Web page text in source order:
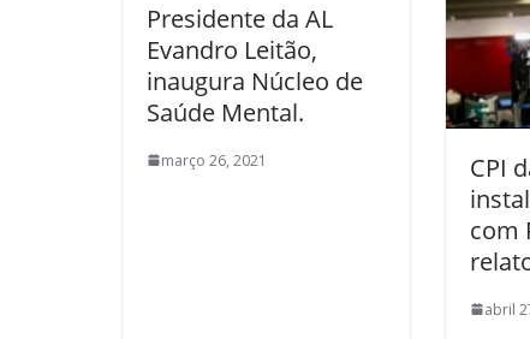
Presidente da AL
Evandro Leitão,
inaugura Núcleo de
Saúde Mental.
março 26, 2021
CPI
com
abril